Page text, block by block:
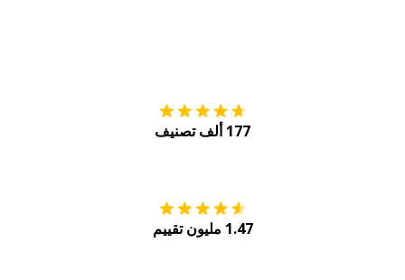
177 ألف تصنيف
1.47 مليون تقييم